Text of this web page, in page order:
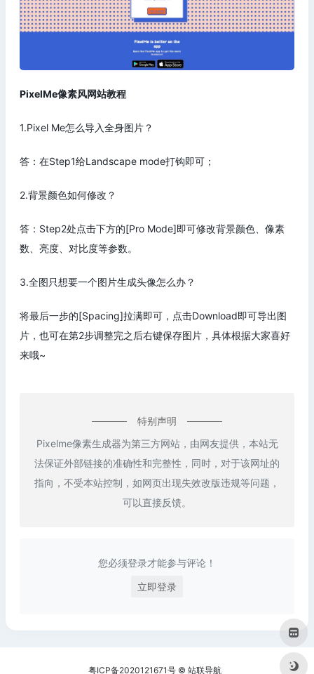
PixelMe像素风网站教程
1.Pixel Me怎么导入全身图片？
答：在Step1给Landscape mode打钩即可；
2.背景颜色如何修改？
答：Step2处点击下方的[Pro Mode]即可修改背景颜色、像素
数、亮度、对比度等参数。
3.全图只想要一个图片生成头像怎么办？
将最后一步的[Spacing]拉满即可，点击Download即可导出图
片，也可在第2步调整完之后右键保存图片，具体根据大家喜好
来哦~
特别声明
Pixelme像素生成器为第三方网站，由网友提供，本站无
法保证外部链接的准确性和完整性，同时，对于该网址的
指向，不受本站控制，如网页出现失效改版违规等问题，
可以直接反馈。
您必须登录才能参与评论！
立即登录
粤ICP备2020121671号 © 站联导航